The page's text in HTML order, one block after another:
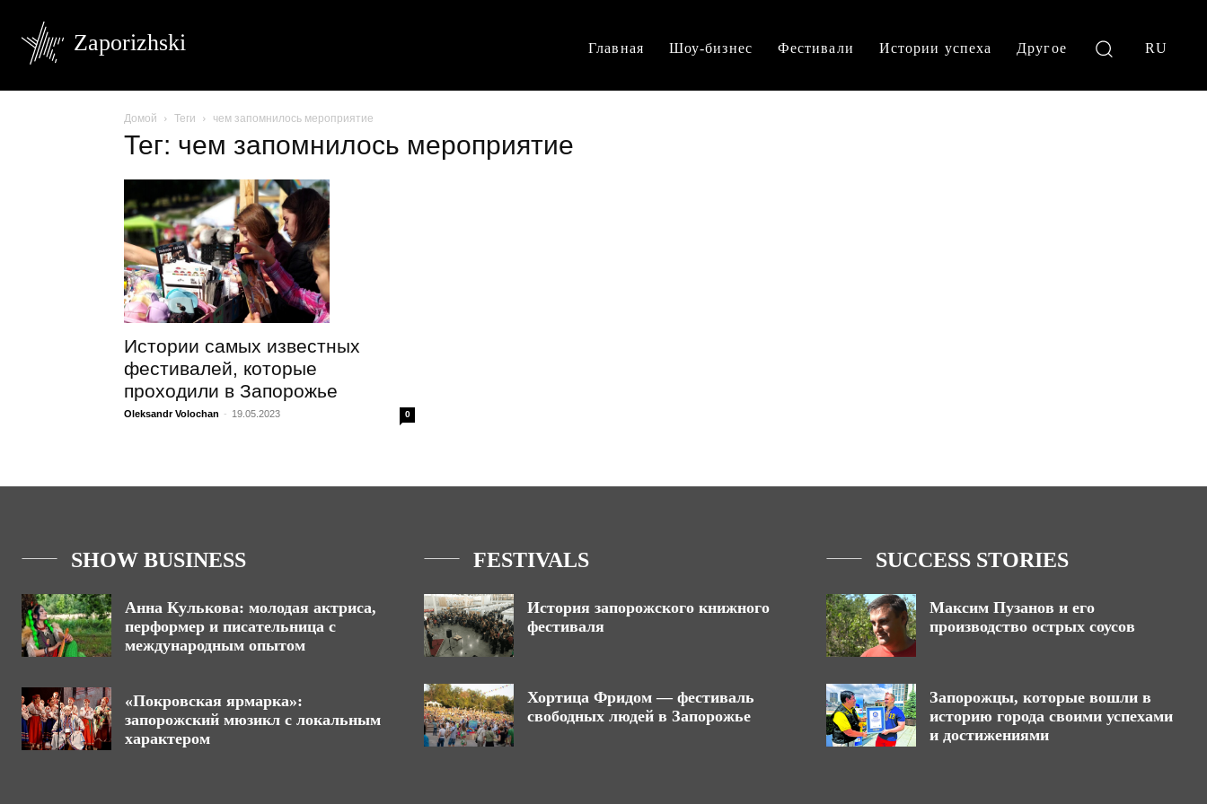
Zaporizhski Главная Шоу-бизнес Фестивали Истории успеха Другое RU
Домой Теги чем запомнилось мероприятие
Тег: чем запомнилось мероприятие
Истории самых известных
фестивалей, которые
проходили в Запорожье
Oleksandr Volochan - 19.05.2023 0
SHOW BUSINESS
Анна Кулькова: молодая актриса,
перформер и писательница с
международным опытом
«Покровская ярмарка»:
запорожский мюзикл с локальным
характером
FESTIVALS
История запорожского книжного
фестиваля
Хортица Фридом — фестиваль
свободных людей в Запорожье
SUCCESS STORIES
Максим Пузанов и его
производство острых соусов
Запорожцы, которые вошли в
историю города своими успехами
и достижениями